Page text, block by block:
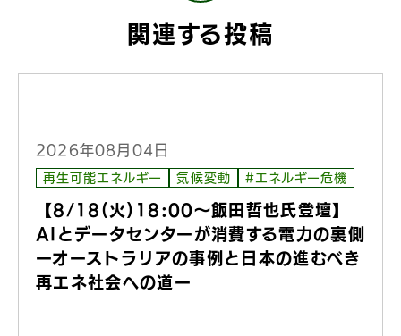
関連する投稿
2026年08月04日
再生可能エネルギー 気候変動 #エネルギー危機
【8/18(火)18:00〜飯田哲也氏登壇】
AIとデータセンターが消費する電力の裏側
ーオーストラリアの事例と日本の進むべき
再エネ社会への道ー